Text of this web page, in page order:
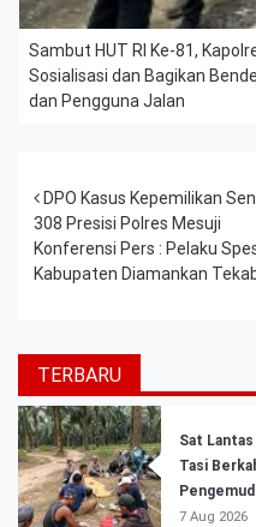
Sambut HUT RI Ke-81,
Sosialisasi dan Bagikan
dan Pengguna Jalan
Post navigation
DPO Kasus Kepemilikan
308 Presisi Polres Mesuji
Konferensi Pers : Pelaku
Kabupaten Diamankan
TERBARU
Sat
Tasi
7 Aug 2026